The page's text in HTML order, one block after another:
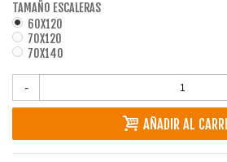
TAMAÑO ESCALERAS
60X120
70X120
70X140
-
AÑADIR AL